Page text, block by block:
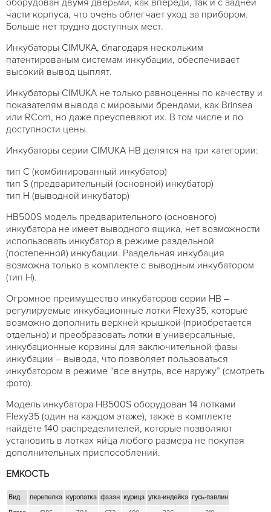
оборудован двумя дверьми, как впереди, так и с задней
части корпуса, что очень облегчает уход за прибором.
Больше нет трудно доступных мест.
Инкубаторы CIMUKA, благодаря нескольким
патентированым системам инкубации, обеспечивает
высокий вывод цыплят.
Инкубаторы CIMUKA не только равноценны по качеству и
показателям вывода с мировыми брендами, как Brinsea
или RCom, но даже преуспевают их. В том числе и по
доступности цены.
Инкубаторы серии CIMUKA HB делятся на три категории:
тип C (комбинированный инкубатор)
тип S (предварительный (основной) инкубатор)
тип H (выводной инкубатор)
HB500S модель предварительного (основного)
инкубатора не имеет выводного ящика, нет возможности
использовать инкубатор в режиме раздельной
(постепенной) инкубации. Раздельная инкубация
возможна только в комплекте с выводным инкубатором
(тип H).
Огромное преимущество инкубаторов серии HB –
регулируемые инкубационные лотки Flexy35, которые
возможно дополнить верхней крышкой (приобретается
отдельно) и преобразовать лотки в универсальные,
инкубационные корзины для заключительной фазы
инкубации – вывода, что позволяет пользоваться
инкубатором в режиме “все внутрь, все наружу” (смотреть
фото).
Модель инкубатора HB500S оборудован 14 лотками
Flexy35 (один на каждом этаже), также в комплекте
найдёте 140 распределителей, которые позволяют
установить в лотках яйца любого размера не покупая
дополнительных приспособлений.
ЕМКОСТЬ
Вид перепелка куропатка фазан курица утка-индейка гусь-павлин